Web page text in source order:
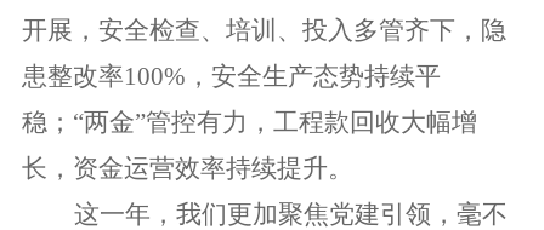
开展，安全检查、培训、投入多管齐下，隐
患整改率100%，安全生产态势持续平
稳；“两金”管控有力，工程款回收大幅增
长，资金运营效率持续提升。
这一年，我们更加聚焦党建引领 ，毫不